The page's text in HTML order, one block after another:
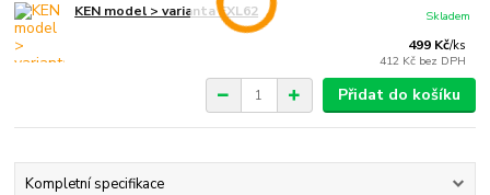
KEN model > varianta FXL62
499 Kč/ks
412 Kč bez DPH
Skladem
Přidat do košíku
Kompletní specifikace